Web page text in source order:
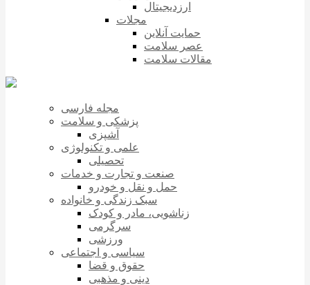
ارزدیجیتال
مجلات
حمایت آنلاین
عصر سلامت
مقالات سلامت
مجله فارسی
پزشکی و سلامت
آشپزی
علمی و تکنولوژی
تحصیلی
صنعت و تجارت و خدمات
حمل و نقل و خودرو
سبک زندگی و خانواده
زناشویی، مادر و کودک
سرگرمی
ورزشی
سیاسی و اجتماعی
حقوق و قضا
دینی و مذهبی